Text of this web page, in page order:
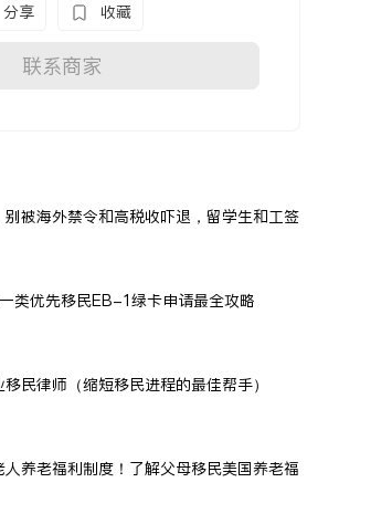
分享 收藏
联系商家
被海外禁令和高税收吓退，留学生和工签
类优先移民EB-1绿卡申请最全攻略
民律师（缩短移民进程的最佳帮手）
养老福利制度！了解父母移民美国养老福